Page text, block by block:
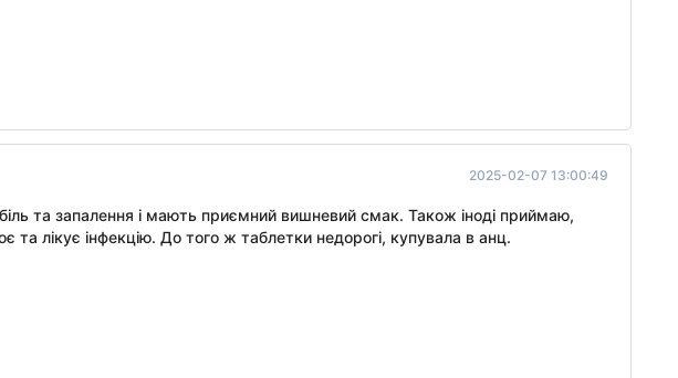
2025-02-07 13:00:49
та запалення і мають приємний вишневий смак. Також іноді приймаю,
лікує інфекцію. До того ж таблетки недорогі, купувала в анц.